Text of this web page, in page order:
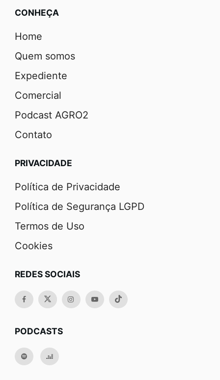
CONHEÇA
Home
Quem somos
Expediente
Comercial
Podcast AGRO2
Contato
PRIVACIDADE
Política de Privacidade
Política de Segurança LGPD
Termos de Uso
Cookies
REDES SOCIAIS
PODCASTS